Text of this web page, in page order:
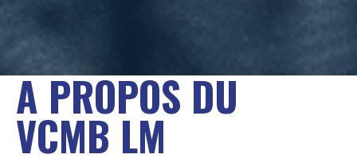
0 8
9
A PROPOS DU
VCMB LM